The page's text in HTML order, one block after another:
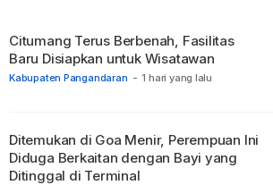
Kabupaten Pangandaran - 1 hari yang lalu
Citumang Terus Berbenah, Fasilitas
Baru Disiapkan untuk Wisatawan
Ditemukan di Goa Menir, Perempuan Ini
Diduga Berkaitan dengan Bayi yang
Ditinggal di Terminal